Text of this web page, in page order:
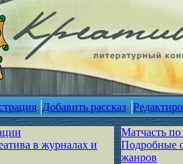
Добавить рассказ
в журналах и
Матчасть
Подробные
жанров